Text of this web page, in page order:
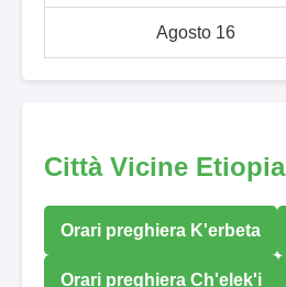
Agosto 16
Città Vicine Etiopia
Orari preghiera K'erbeta
Orari preghiera Ch'elek'i